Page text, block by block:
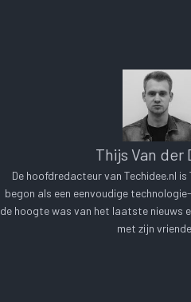
Thijs Van der
De hoofdredacteur van Techidee.nl is
begon als een eenvoudige
de hoogte was van het laatste nieuws
met zijn